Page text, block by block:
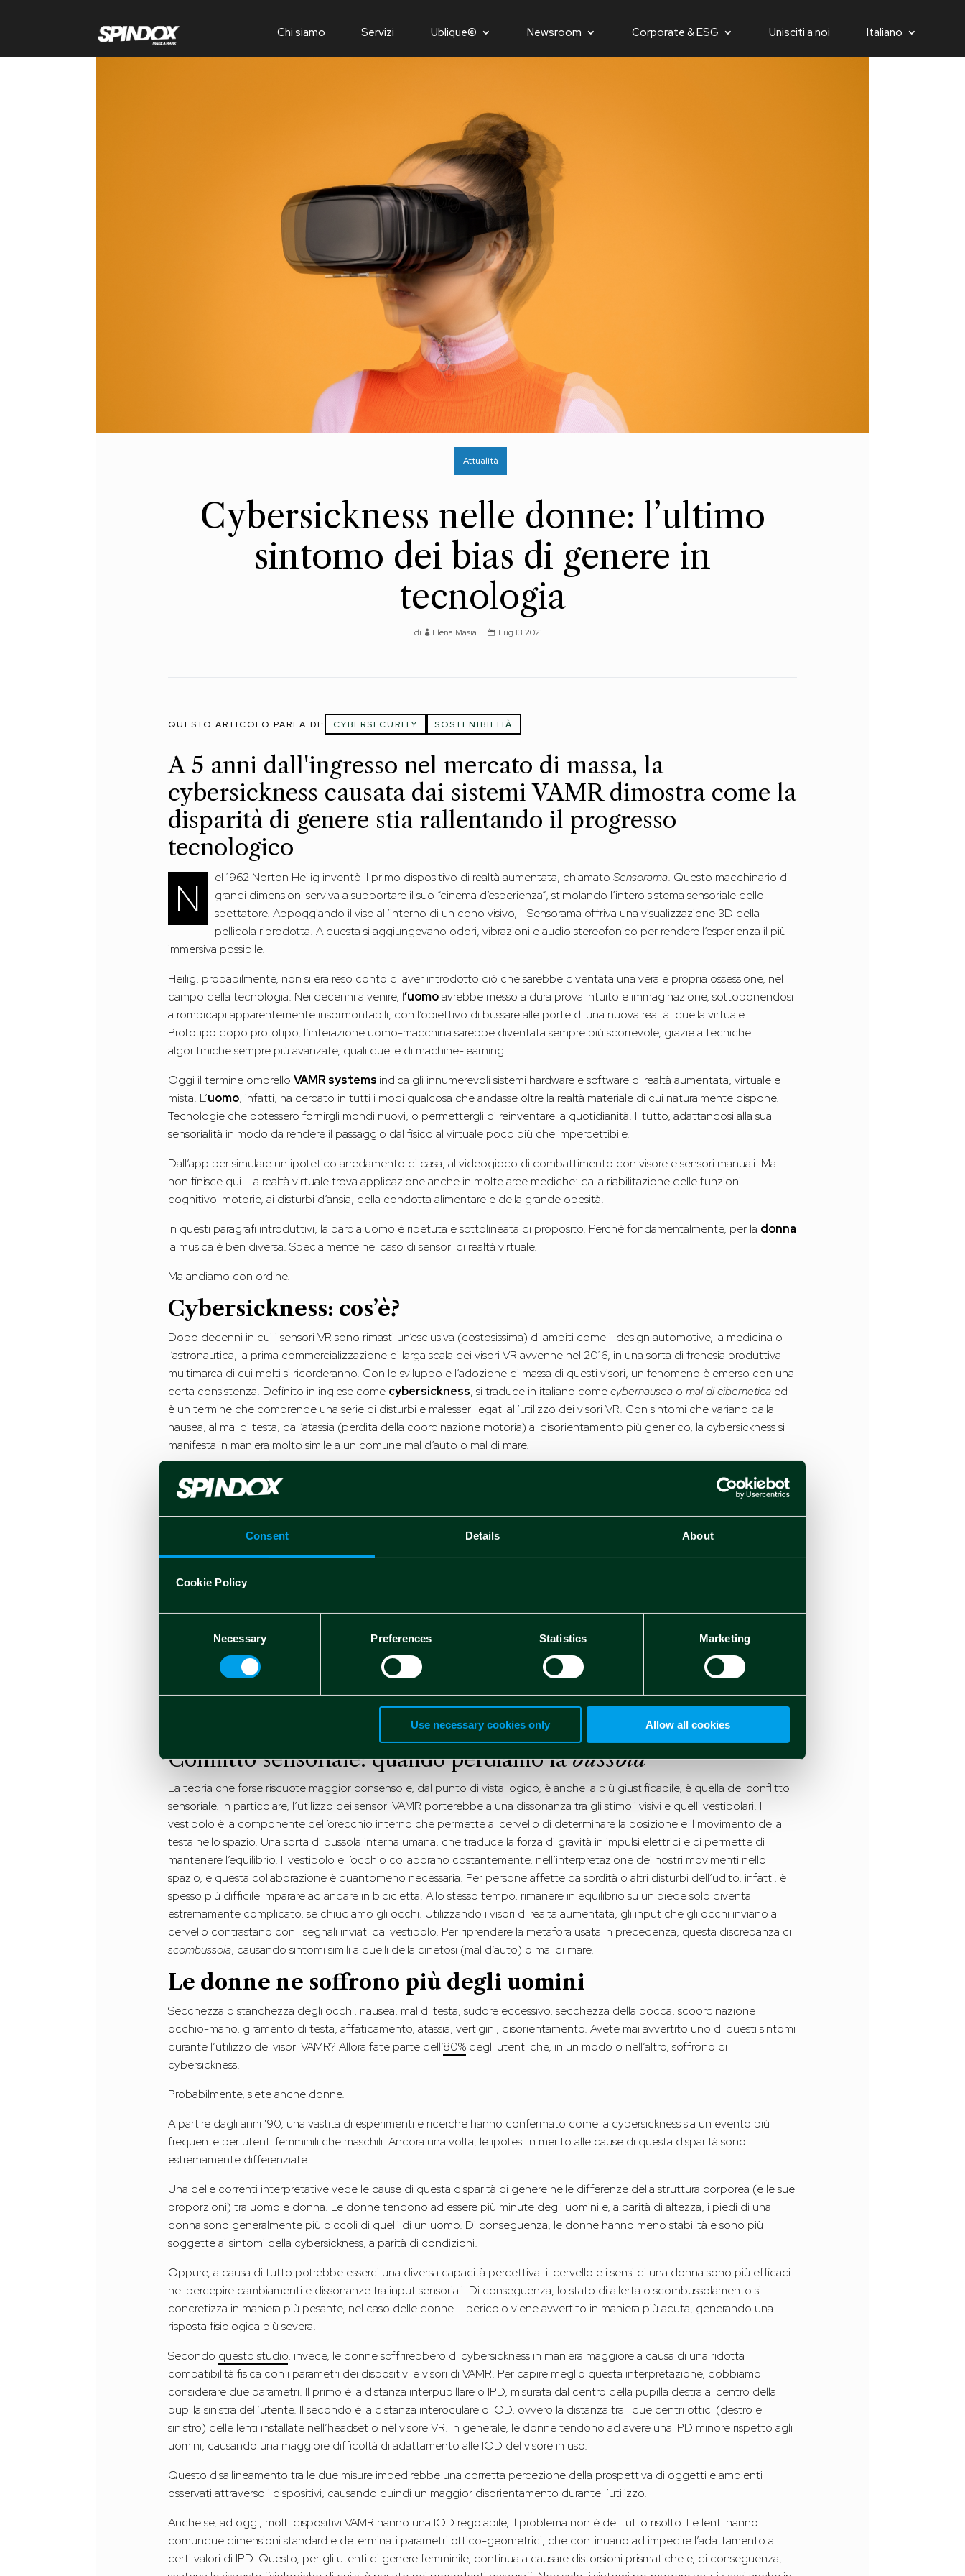
Consent Details About
Cookie Policy
Necessary Preferences Statistics Marketing
Use necessary cookies only Allow all cookies
Chi siamo Servizi Ublique© Newsroom Corporate & ESG Unisciti a noi Italiano
Attualità
Cybersickness nelle donne: l’ultimo
sintomo dei bias di genere in
tecnologia
di Elena Masia Lug 13 2021
QUESTO ARTICOLO PARLA DI: CYBERSECURITY SOSTENIBILITÀ
A 5 anni dall'ingresso nel mercato di massa, la
cybersickness causata dai sistemi VAMR dimostra come la
disparità di genere stia rallentando il progresso
tecnologico
N el 1962 Norton Heilig inventò il primo dispositivo di realtà aumentata, chiamatoSensorama. Questo macchinario di
grandi dimensioni serviva a supportare il suo “cinema d’esperienza”, stimolando l’intero sistema sensoriale dello
spettatore. Appoggiando il viso all’interno di un cono visivo, il Sensorama offriva una visualizzazione 3D della
pellicola riprodotta. A questa si aggiungevano odori, vibrazioni e audio stereofonico per rendere l’esperienza il più
immersiva possibile.
Heilig, probabilmente, non si era reso conto di aver introdotto ciò che sarebbe diventata una vera e propria ossessione, nel
campo della tecnologia. Nei decenni a venire, l’uomoavrebbe messo a dura prova intuito e immaginazione, sottoponendosi
a rompicapi apparentemente insormontabili, con l’obiettivo di bussare alle porte di una nuova realtà: quella virtuale.
Prototipo dopo prototipo, l’interazione uomo-macchina sarebbe diventata sempre più scorrevole, grazie a tecniche
algoritmiche sempre più avanzate, quali quelle di machine-learning.
Oggi il termine ombrelloVAMR systems indica gli innumerevoli sistemi hardware e software di realtà aumentata, virtuale e
mista. L’uomo, infatti, ha cercato in tutti i modi qualcosa che andasse oltre la realtà materiale di cui naturalmente dispone.
Tecnologie che potessero fornirgli mondi nuovi, o permettergli di reinventare la quotidianità. Il tutto, adattandosi alla sua
sensorialità in modo da rendere il passaggio dal fisico al virtuale poco più che impercettibile.
Dall’app per simulare un ipotetico arredamento di casa, al videogioco di combattimento con visore e sensori manuali. Ma
non finisce qui. La realtà virtuale trova applicazione anche in molte aree mediche: dalla riabilitazione delle funzioni
cognitivo-motorie, ai disturbi d’ansia, della condotta alimentare e della grande obesità.
In questi paragrafi introduttivi, la parola uomo è ripetuta e sottolineata di proposito. Perché fondamentalmente, per la donna
la musica è ben diversa. Specialmente nel caso di sensori di realtà virtuale.
Ma andiamo con ordine.
Cybersickness: cos’è?
Dopo decenni in cui i sensori VR sono rimasti un’esclusiva (costosissima) di ambiti come il design automotive, la medicina o
l’astronautica, la prima commercializzazione di larga scala dei visori VR avvenne nel 2016, in una sorta di frenesia produttiva
multimarca di cui molti si ricorderanno. Con lo sviluppo e l’adozione di massa di questi visori, un fenomeno è emerso con una
certa consistenza. Definito in inglese come cybersickness, si traduce in italiano comecybernausea omal di cibernetica ed
è un termine che comprende una serie di disturbi e malesseri legati all’utilizzo dei visori VR. Con sintomi che variano dalla
nausea, al mal di testa, dall’atassia (perdita della coordinazione motoria) al disorientamento più generico, la cybersickness si
manifesta in maniera molto simile a un comune mal d’auto o mal di mare.
Che cosa causa la cyberickness?
origine ad un’interpretazione del fenomeno del tutto caleidoscopica.
dell’orientamento, portandoci a modificare la nostra postura per compensare i cambiamenti di angolatura. Questa
diversi studihanno confermato essere uno dei fattori scatenanti della cybersickness.
Per altri, queste mancate corrispondenze sensoriali (siamo seduti sul divano, ma il visore ci dice che stiamo sfrecciando su
conseguenza, verrebbero innescate reazioni fisiologiche difensive per svuotare lo stomaco, reazioni alla base del senso di
Conflitto sensoriale: quando perdiamo labussola
La teoria che forse riscuote maggior consenso e, dal punto di vista logico, è anche la più giustificabile, è quella del conflitto
sensoriale. In particolare, l’utilizzo dei sensori VAMR porterebbe a una dissonanza tra gli stimoli visivi e quelli vestibolari. Il
vestibolo è la componente dell’orecchio interno che permette al cervello di determinare la posizione e il movimento della
testa nello spazio. Una sorta di bussola interna umana, che traduce la forza di gravità in impulsi elettrici e ci permette di
mantenere l’equilibrio. Il vestibolo e l’occhio collaborano costantemente, nell’interpretazione dei nostri movimenti nello
spazio, e questa collaborazione è quantomeno necessaria. Per persone affette da sordità o altri disturbi dell’udito, infatti, è
spesso più difficile imparare ad andare in bicicletta. Allo stesso tempo, rimanere in equilibrio su un piede solo diventa
estremamente complicato, se chiudiamo gli occhi. Utilizzando i visori di realtà aumentata, gli input che gli occhi inviano al
cervello contrastano con i segnali inviati dal vestibolo. Per riprendere la metafora usata in precedenza, questa discrepanza ci
scombussola, causando sintomi simili a quelli della cinetosi (mal d’auto) o mal di mare.
Le donne ne soffrono più degli uomini
Secchezza o stanchezza degli occhi, nausea, mal di testa, sudore eccessivo, secchezza della bocca, scoordinazione
occhio-mano, giramento di testa, affaticamento, atassia, vertigini, disorientamento. Avete mai avvertito uno di questi sintomi
durante l’utilizzo dei visori VAMR? Allora fate parte dell’80% degli utenti che, in un modo o nell’altro, soffrono di
cybersickness.
Probabilmente, siete anche donne.
A partire dagli anni '90, una vastità di esperimenti e ricerche hanno confermato come la cybersickness sia un evento più
frequente per utenti femminili che maschili. Ancora una volta, le ipotesi in merito alle cause di questa disparità sono
estremamente differenziate.
Una delle correnti interpretative vede le cause di questa disparità di genere nelle differenze della struttura corporea (e le sue
proporzioni) tra uomo e donna. Le donne tendono ad essere più minute degli uomini e, a parità di altezza, i piedi di una
donna sono generalmente più piccoli di quelli di un uomo. Di conseguenza, le donne hanno meno stabilità e sono più
soggette ai sintomi della cybersickness, a parità di condizioni.
Oppure, a causa di tutto potrebbe esserci una diversa capacità percettiva: il cervello e i sensi di una donna sono più efficaci
nel percepire cambiamenti e dissonanze tra input sensoriali. Di conseguenza, lo stato di allerta o scombussolamento si
concretizza in maniera più pesante, nel caso delle donne. Il pericolo viene avvertito in maniera più acuta, generando una
risposta fisiologica più severa.
Secondo questo studio, invece, le donne soffrirebbero di cybersickness in maniera maggiore a causa di una ridotta
compatibilità fisica con i parametri dei dispositivi e visori di VAMR. Per capire meglio questa interpretazione, dobbiamo
considerare due parametri. Il primo è la distanza interpupillare o IPD, misurata dal centro della pupilla destra al centro della
pupilla sinistra dell’utente. Il secondo è la distanza interoculare o IOD, ovvero la distanza tra i due centri ottici (destro e
sinistro) delle lenti installate nell’headset o nel visore VR. In generale, le donne tendono ad avere una IPD minore rispetto agli
uomini, causando una maggiore difficoltà di adattamento alle IOD del visore in uso.
Questo disallineamento tra le due misure impedirebbe una corretta percezione della prospettiva di oggetti e ambienti
osservati attraverso i dispositivi, causando quindi un maggior disorientamento durante l’utilizzo.
Anche se, ad oggi, molti dispositivi VAMR hanno una IOD regolabile, il problema non è del tutto risolto. Le lenti hanno
comunque dimensioni standard e determinati parametri ottico-geometrici, che continuano ad impedire l’adattamento a
certi valori di IPD. Questo, per gli utenti di genere femminile, continua a causare distorsioni prismatiche e, di conseguenza,